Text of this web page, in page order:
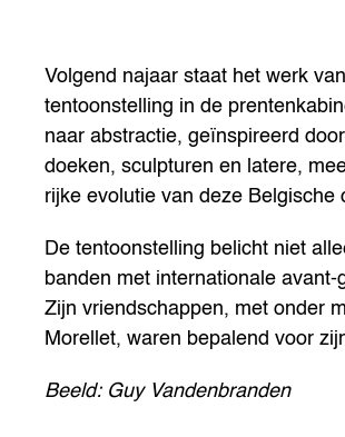
Volgend najaar staat het werk
tentoonstelling in de
naar abstractie, geïnspireerd
doeken, sculpturen en latere,
rijke evolutie van deze Belgische
De tentoonstelling belicht niet
banden met internationale
Zijn vriendschappen, met onder
Morellet, waren bepalend voor
Beeld: Guy Vandenbranden